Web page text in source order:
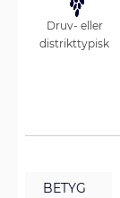
Druv- eller
distrikttypisk
BETYG